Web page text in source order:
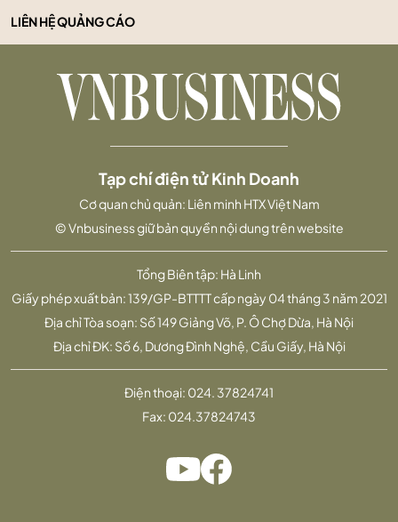
LIÊN HỆ QUẢNG CÁO
Tổng Biên tập: Hà Linh
Giấy phép xuất bản: 139/GP-BTTTT cấp ngày 04 tháng 3 năm 2021
Địa chỉ Tòa soạn: Số 149 Giảng Võ, P. Ô Chợ Dừa, Hà Nội
Địa chỉ ĐK: Số 6, Dương Đình Nghệ, Cầu Giấy, Hà Nội
Tạp chí điện tử Kinh Doanh
Cơ quan chủ quản: Liên minh HTX Việt Nam
© Vnbusiness giữ bản quyền nội dung trên website
Điện thoại: 024. 37824741
Fax: 024.37824743